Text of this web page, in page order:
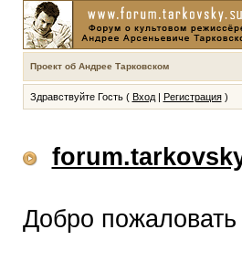
Проект об Андрее Тарковском
Здравствуйте Гость ( Вход| Регистрация)
Добро